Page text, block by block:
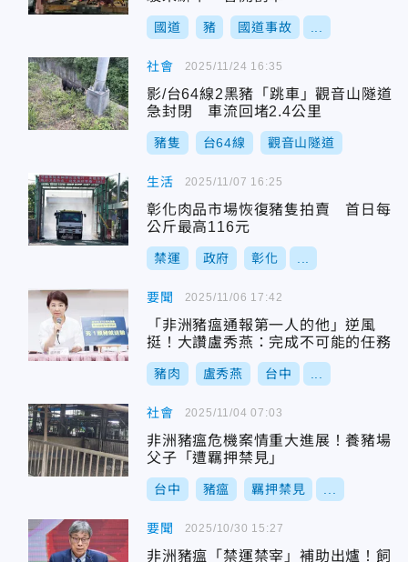
國道 豬 國道事故
社會
影/台64線2黑豬「跳車」觀音山隧道
急封閉 車流回堵2.4公里
豬隻 台64線 觀音山隧道
2025/11/24 16:35
生活
彰化肉品市場恢復豬隻拍賣 首日每
公斤最高116元
禁運 政府 彰化
2025/11/07 16:25
要聞
「非洲豬瘟通報第一人的他」逆風
挺！大讚盧秀燕：完成不可能的任務
豬肉 盧秀燕 台中
2025/11/06 17:42
社會
非洲豬瘟危機案情重大進展！養豬場
父子「遭羈押禁見」
台中 豬瘟 羈押禁見
2025/11/04 07:03
要聞
非洲豬瘟「禁運禁宰」補助出爐！飼
2025/10/30 15:27